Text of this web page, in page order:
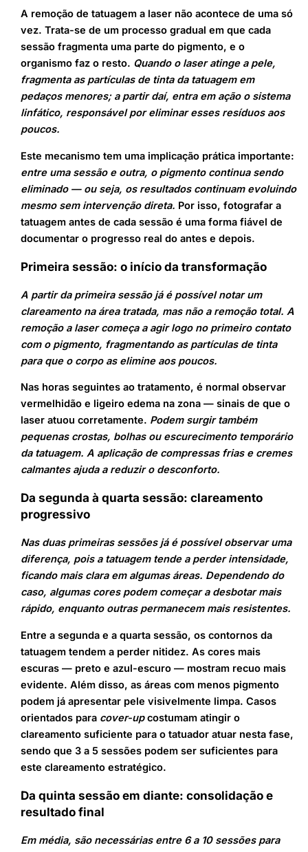
A remoção de tatuagem a laser não acontece de uma só
vez. Trata-se de um processo gradual em que cada
sessão fragmenta uma parte do pigmento, e o
organismo faz o resto. Quando o laser atinge a pele,
fragmenta as partículas de tinta da tatuagem em
pedaços menores; a partir daí, entra em ação o sistema
linfático, responsável por eliminar esses resíduos aos
poucos.
Este mecanismo tem uma implicação prática importante:
entre uma sessão e outra, o pigmento continua sendo
eliminado — ou seja, os resultados continuam evoluindo
mesmo sem intervenção direta. Por isso, fotografar a
tatuagem antes de cada sessão é uma forma fiável de
documentar o progresso real do antes e depois.
Primeira sessão: o início da transformação
A partir da primeira sessão já é possível notar um
clareamento na área tratada, mas não a remoção total. A
remoção a laser começa a agir logo no primeiro contato
com o pigmento, fragmentando as partículas de tinta
para que o corpo as elimine aos poucos.
Nas horas seguintes ao tratamento, é normal observar
vermelhidão e ligeiro edema na zona — sinais de que o
laser atuou corretamente. Podem surgir também
pequenas crostas, bolhas ou escurecimento temporário
da tatuagem. A aplicação de compressas frias e cremes
calmantes ajuda a reduzir o desconforto.
Da segunda à quarta sessão: clareamento
progressivo
Nas duas primeiras sessões já é possível observar uma
diferença, pois a tatuagem tende a perder intensidade,
ficando mais clara em algumas áreas. Dependendo do
caso, algumas cores podem começar a desbotar mais
rápido, enquanto outras permanecem mais resistentes.
Entre a segunda e a quarta sessão, os contornos da
tatuagem tendem a perder nitidez. As cores mais
escuras — preto e azul-escuro — mostram recuo mais
evidente. Além disso, as áreas com menos pigmento
podem já apresentar pele visivelmente limpa. Casos
orientados para cover-upcostumam atingir o
clareamento suficiente para o tatuador atuar nesta fase,
sendo que 3 a 5 sessões podem ser suficientes para
este clareamento estratégico.
Da quinta sessão em diante: consolidação e
resultado final
Em média, são necessárias entre 6 a 10 sessões para